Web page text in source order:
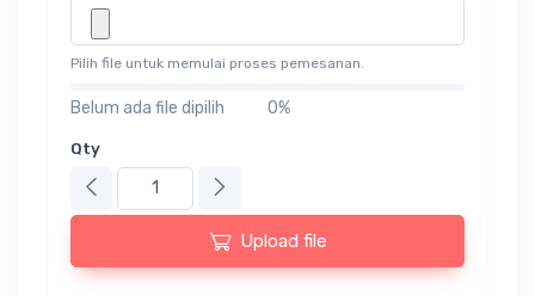
Pilih file untuk memulai proses pemesanan.
0%
Belum ada file dipilih
Qty
Upload file